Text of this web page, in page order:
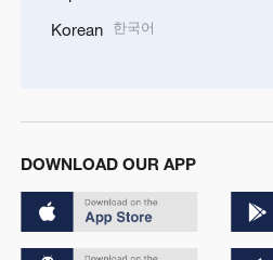
Korean 한국어
DOWNLOAD OUR APP